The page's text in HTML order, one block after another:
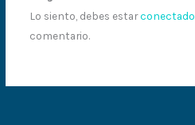
Lo siento, debes estarconectado
comentario.